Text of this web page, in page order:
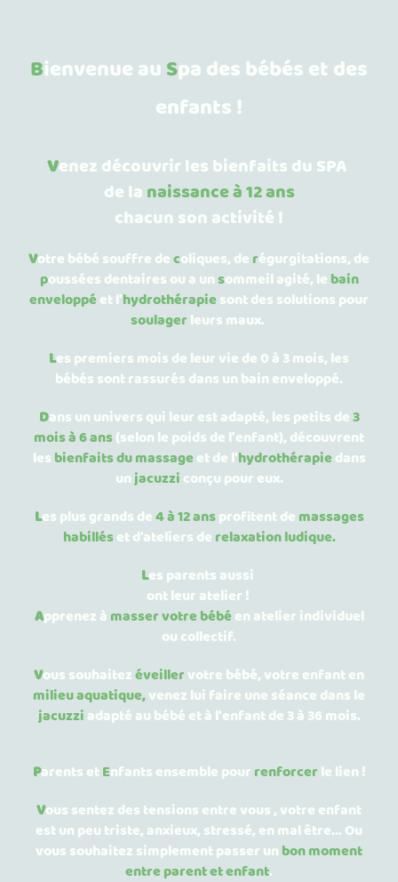
Bienvenue au Spa des bébés et des
enfants !
Venez découvrir les bienfaits du SPA
de la naissance à 12 ans
chacun son activité !
Votre bébé souffre decoliques, de régurgitations, de
poussées dentaires ou a unsommeil agité, le bain
enveloppéetl'hydrothérapiesont des solutions pour
soulagerleurs maux.
Les premiers mois de leur vie de 0 à 3 mois, les
bébés sontrassurés dans un bain enveloppé.
Dans un univers qui leur est adapté, les petits de3
mois à 6 ans(selon le poids de l'enfant), découvrent
les bienfaits du massageet de l'hydrothérapiedans
unjacuzzi conçu pour eux.
Les plus grands de4 à 12 ansprofitent de massages
habilléset d'ateliers de relaxation ludique.
Les parents aussi
ont leur atelier !
Apprenez à masser votre bébéen atelier individuel
ou collectif.
Vous souhaitezéveillervotre bébé, votre enfant en
milieu aquatique,venez lui faire une séance dans le
jacuzzi adapté au bébé et à l'enfant de 3 à 36 mois.
Parents etEnfants ensemble pour renforcerle lien !
Vous sentez des tensions entre vous , votre enfant
est un peu triste, anxieux, stressé, en mal être... Ou
vous souhaitez simplement passer un bon moment
entre parent et enfant.